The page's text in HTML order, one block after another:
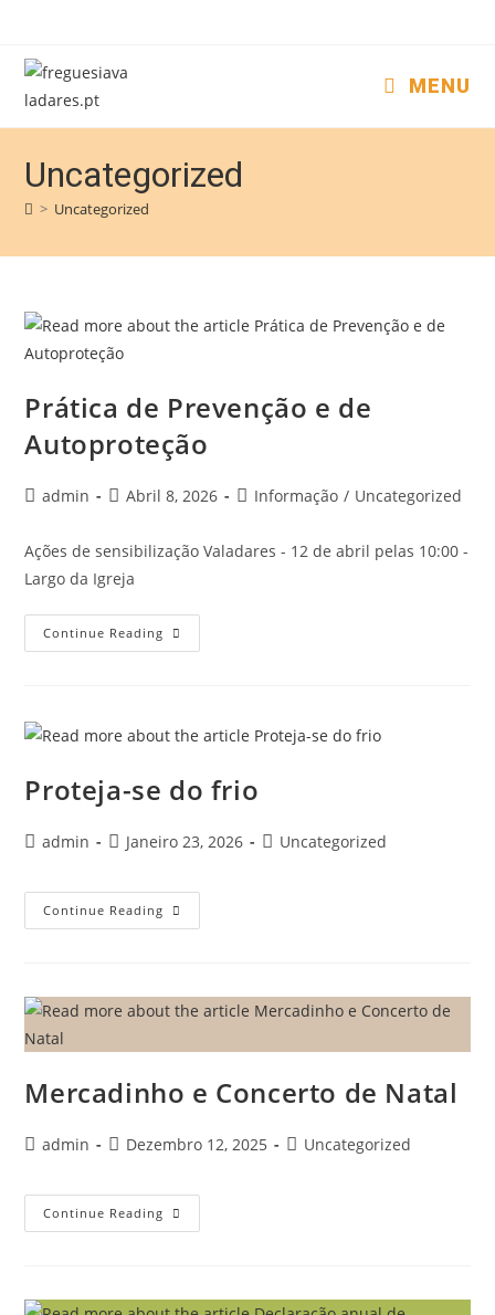
MENU
Uncategorized
> Uncategorized
Prática de Prevenção e de
Autoproteção
admin Abril 8, 2026 Informação / Uncategorized
Ações de sensibilização Valadares - 12 de abril pelas 10:00 -
Largo da Igreja
Continue Reading
Proteja-se do frio
admin Janeiro 23, 2026 Uncategorized
Continue Reading
Mercadinho e Concerto de Natal
admin Dezembro 12, 2025 Uncategorized
Continue Reading